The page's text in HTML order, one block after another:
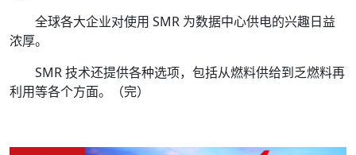
全球各大企业对使用 SMR 为数据中心供电的兴趣日益
浓厚。
SMR 技术还提供各种选项，包括从燃料供给到乏燃料再
利用等各个方面。（完）